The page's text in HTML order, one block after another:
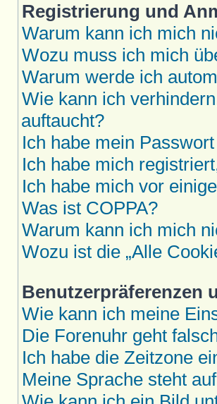
Registrierung und
Warum kann ich mich
Wozu muss ich mich
Warum werde ich
Wie kann ich
auftaucht?
Ich habe mein
Ich habe mich
Ich habe mich vor
Was ist COPPA?
Warum kann ich mich
Wozu ist die „Alle
Benutzerpräferenzen
Wie kann ich meine
Die Forenuhr geht
Ich habe die Zeitzone
Meine Sprache steht